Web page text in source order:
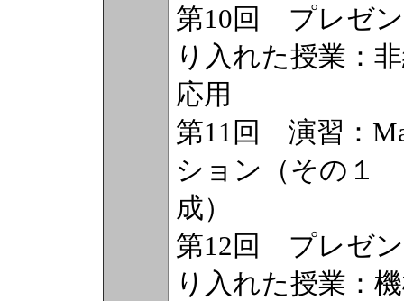
第10回 プレゼ
り入れた授業：
応用
第11回 演習：
ション（その１
成）
第12回 プレゼ
り入れた授業：